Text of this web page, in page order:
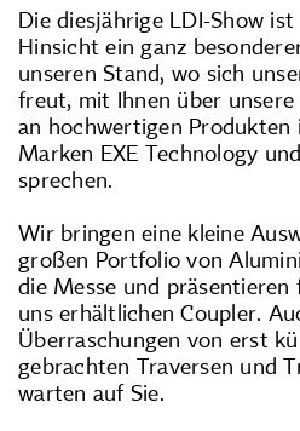
Die diesjährige LDI-Show
Hinsicht ein ganz
unseren Stand, wo sich
freut, mit Ihnen über
an hochwertigen Produkten
Marken EXE Technology
sprechen.
Wir bringen eine kleine
großen Portfolio von
die Messe und präsentieren
uns erhältlichen Coupler.
Überraschungen von erst
gebrachten Traversen und
warten auf Sie.